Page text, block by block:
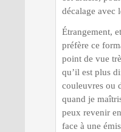
décalage avec
Étrangement,
préfère ce
point de vue
qu’il est plus
couleuvres ou
quand je
peux revenir
face à une